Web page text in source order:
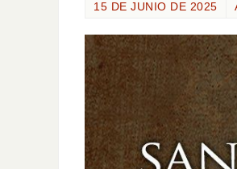
15 DE JUNIO DE 2025